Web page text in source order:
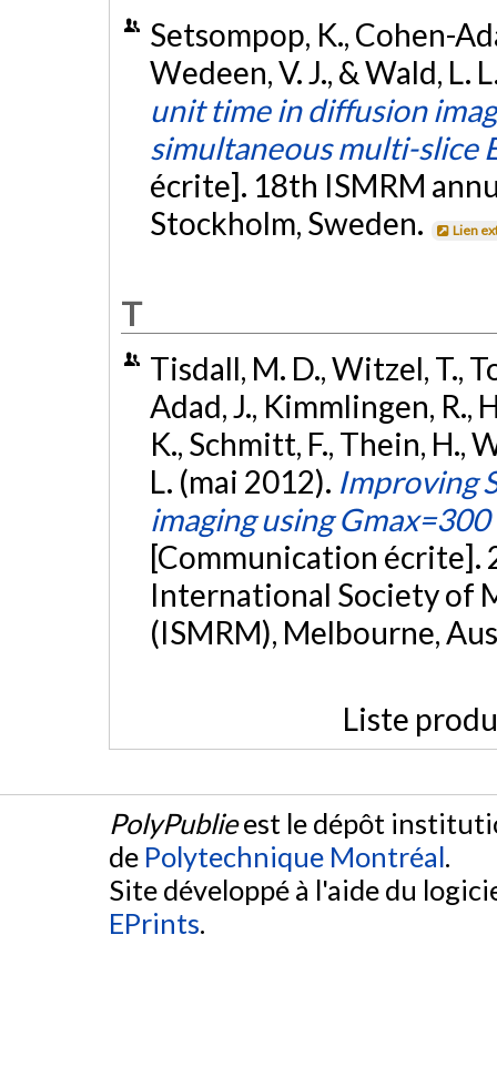
Setsompop, K., Cohen-
Wedeen, V. J., & Wald, L.
unit time in diffusion
simultaneous multi-slice
écrite]. 18th ISMRM
Stockholm, Sweden.
Lien
T
Tisdall, M. D., Witzel, T.,
Adad, J., Kimmlingen, R.,
K., Schmitt, F., Thein, H.,
L. (mai 2012). Improving
imaging using
[Communication
International Society of
(ISMRM), Melbourne,
Liste
PolyPublieest le dépôt
de Polytechnique Montréal.
Site développé à l'aide du
EPrints.